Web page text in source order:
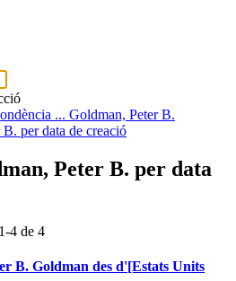
... Goldman, Peter B.
per data de creació
Peter B. per data
1-4 de 4
B. Goldman des d'[Estats Units